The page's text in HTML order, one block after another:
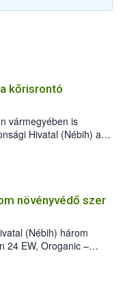
kőrisrontó
vármegyében is
Hivatal (Nébih) a
jelenlétét. A
meg, de már fertőzött
a szlovák
megállítása érdekében.
növényvédő szer
(Nébih) három
24 EW, Oroganic –
szüretet követően,